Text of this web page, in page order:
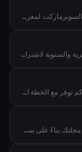
قارن تكلفة اشتراك صندوق الوجبات مع التسوق في السوبرماركت لمعرفة الفرق الشهري والسنوي.
احسب التكلفة لكل شخص لكل وجبة، والتكلفة الشهرية والسنوية لاشتراك صندوق الوجبات.
قارن الدفع الشهري مقابل السنوي للاشتراك وشاهد كم توفر مع الخطة السنوية.
احسب التكلفة السنوية والمتوسط الشهري لاشتراك مجلتك بناءً على سعر العدد.